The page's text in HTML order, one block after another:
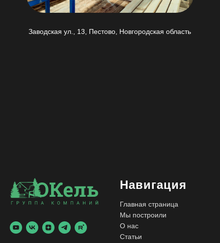
Заводская ул., 13, Пестово, Новгородская область
Навигация
Главная страница
Мы построили
О нас
Статьи